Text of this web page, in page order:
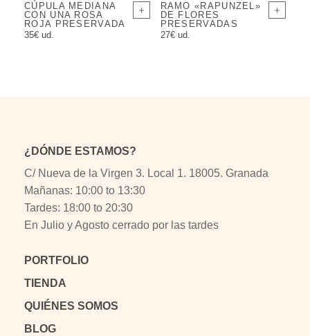
CÚPULA MEDIANA
CON UNA ROSA
ROJA PRESERVADA
35€ ud.
RAMO «RAPUNZEL»
DE FLORES
PRESERVADAS
27€ ud.
¿DÓNDE ESTAMOS?
C/ Nueva de la Virgen 3. Local 1. 18005. Granada
Mañanas: 10:00 to 13:30
Tardes: 18:00 to 20:30
En Julio y Agosto cerrado por las tardes
PORTFOLIO
TIENDA
QUIÉNES SOMOS
BLOG